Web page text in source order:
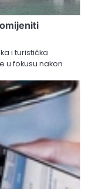
i turistička
u fokusu nakon